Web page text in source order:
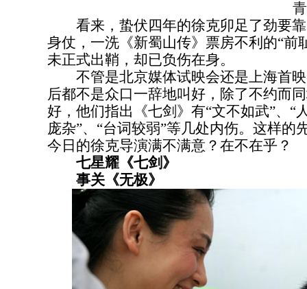
看来，蛰伏四年的徐克卯足了劲要靠
身仗，一洗《新蜀山传》票房不利的“前
未正式出鞘，却已负伤在身。
不管是北京媒体试映会还是上海首映
后都不是众口一辞地叫好，除了不约而
好，他们指出《七剑》有“文不如武”、“
庞杂”、“台词较弱”等几处内伤。这样的
今日的徐克导演满不满意？在不在乎？
七星耀《七剑》
事关《无极》